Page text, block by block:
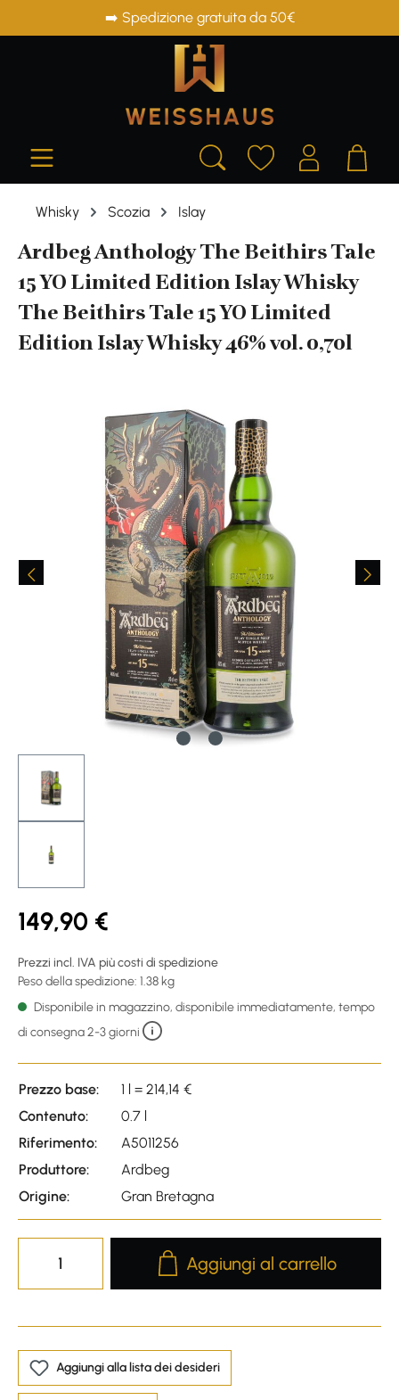
➡️ Spedizione gratuita da 50€
Whisky Scozia Islay
Ardbeg Anthology The Beithirs Tale
15 YO Limited Edition Islay Whisky
The Beithirs Tale 15 YO Limited
Edition Islay Whisky 46% vol. 0,70l
149,90 €
Prezzi incl. IVA più costi di spedizione
Peso della spedizione: 1.38 kg
Disponibile in magazzino, disponibile immediatamente, tempo
di consegna 2-3 giorni
Prezzo base:
1 l = 214,14 €
Contenuto:
0.7 l
Riferimento:
A5011256
Produttore:
Ardbeg
Origine:
Gran Bretagna
Product Quantity: Enter the
Aggiungi al carrello
Aggiungi alla lista dei desideri